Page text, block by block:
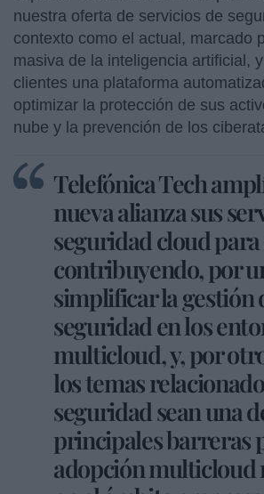
nuestra oferta de servicios de
contexto como el actual, marcado
masiva de la inteligencia artificial,
clientes una plataforma
optimizar la protección de sus
nube y la prevención de los
Telefónica Tech
nueva alianza sus
seguridad cloud
contribuyendo, por
simplificar la gestión
seguridad en los
multicloud, y, por
los temas
seguridad sean una
principales barreras
adopción multicloud